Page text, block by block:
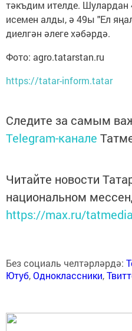
тәкъдим ителде. Шулардан
исемен алды, ә 49ы "Ел
диелгән әлеге хәбәрдә.
Фото: agro.tatarstan.ru
https://tatar-inform.tatar
Следите за самым
Telegram-канале
Читайте новости
национальном
https://max.ru/tatmedia
Без социаль челтәрләрдә:
Ютуб,Одноклассники,